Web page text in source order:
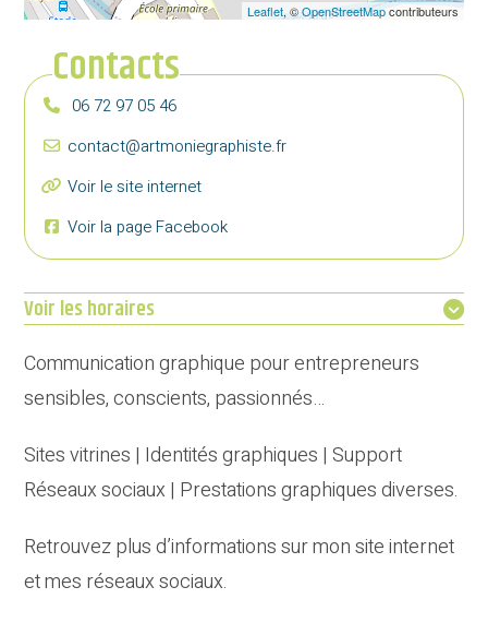
Leaflet, ©OpenStreetMapcontributeurs
Contacts
06 72 97 05 46
contact@artmoniegraphiste.fr
Voir le site internet
Voir la page Facebook
Voir les horaires
Communication graphique pour entrepreneurs
sensibles, conscients, passionnés…
Sites vitrines | Identités graphiques | Support
Réseaux sociaux | Prestations graphiques diverses.
Retrouvez plus d’informations sur mon site internet
et mes réseaux sociaux.